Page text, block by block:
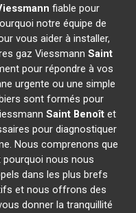
fiable pour
notre équipe de
vous aider à installer,
gaz Viessmann Saint
pour répondre à vos
urgente ou une simple
sont formés pour
Saint Benoîtet
pour diagnostiquer
Nous comprenons que
nous nous
dans les plus brefs
et nous offrons des
donner la tranquillité